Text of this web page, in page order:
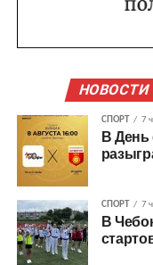
НОВОСТИ
СПОРТ 7
В День
СПОРТ 7
В